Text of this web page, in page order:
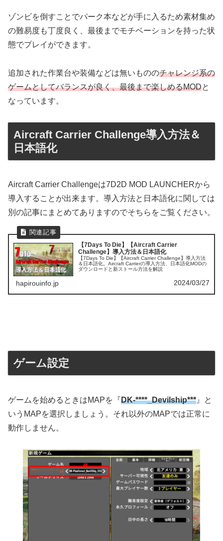
ゾンビを倒すことでパーク本などが手に入るため素材集め
の難易度も丁度良く、最後までモチベーションを持った状
態でプレイができます。
追加された作業台や装備などは無いもののチャレンジ系の
ゲームとしてバランスが良く、最後まで楽しめるMODと
なっています。
Aircraft Carrier Challenge導入方法＆
日本語化
Aircraft Carrier Challengeは7D2D MOD LAUNCHERから
導入することが出来ます。導入方法と日本語化に関しては
別の記事にまとめてありますのでそちらをご覧ください。
【7Days To Die】【Aircraft Carrier
Challenge】導入方法＆日本語化
【7Days To Die】【Aircraft Carrier Challenge】導入方法
＆日本語化。Aircraft Carrierの導入方法、日本語化MODの
ダウンロードと新ストール方法を解説
hapirouinfo.jp 2024/03/27
ゲーム設定
ゲームを始めるときはMAPを『DK-****_Devilship*** 』と
いうMAPを選択しましょう。それ以外のMAPでは正常に
動作しません。